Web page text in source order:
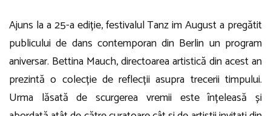
Ajuns la a 25-a ediție, festivalul Tanz im August a pregătit
publicului de dans contemporan din Berlin un program
aniversar. Bettina Mauch, directoarea artistică din acest an
prezintă o colecție de reflecții asupra trecerii timpului.
Urma lăsată de scurgerea vremii este înțeleasă și